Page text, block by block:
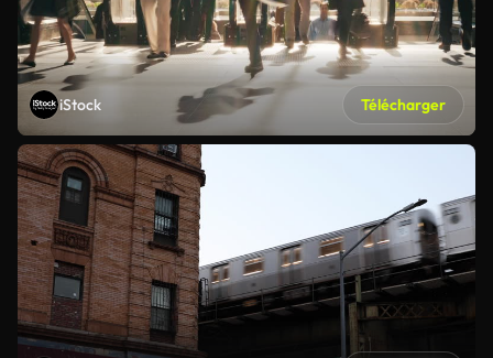
iStock Télécharger